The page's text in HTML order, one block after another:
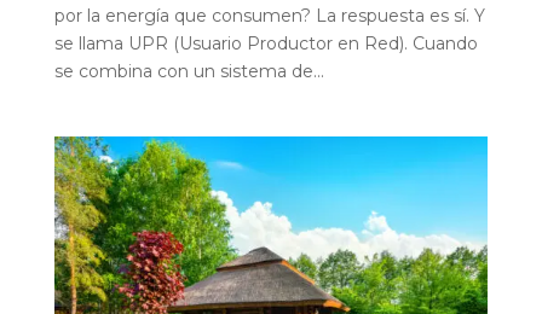
por la energía que consumen? La respuesta es sí. Y
se llama UPR (Usuario Productor en Red). Cuando
se combina con un sistema de...